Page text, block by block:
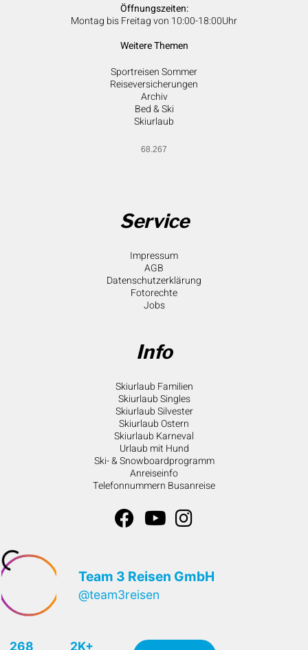
Öffnungszeiten:
Montag bis Freitag von 10:00-18:00Uhr
Weitere Themen
Sportreisen Sommer
Reiseversicherungen
Archiv
Bed & Ski
Skiurlaub
68.267
Service
Impressum
AGB
Datenschutzerklärung
Fotorechte
Jobs
Info
Skiurlaub Familien
Skiurlaub Singles
Skiurlaub Silvester
Skiurlaub Ostern
Skiurlaub Karneval
Urlaub mit Hund
Ski- & Snowboardprogramm
Anreiseinfo
Telefonnummern Busanreise